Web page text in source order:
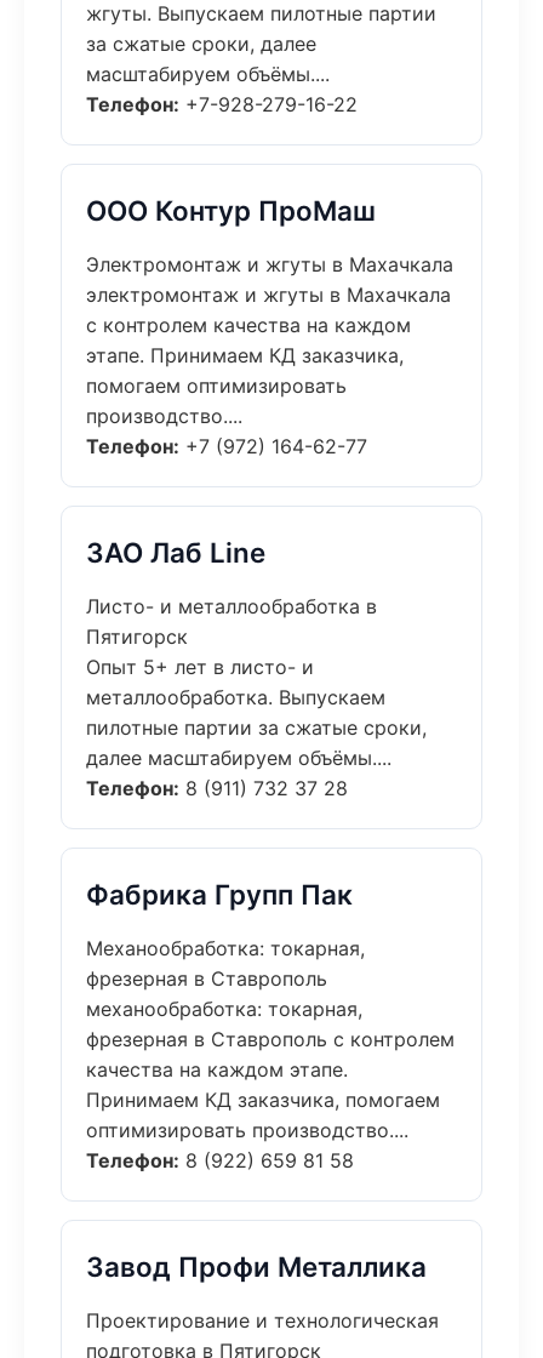
жгуты. Выпускаем пилотные партии
за сжатые сроки, далее
масштабируем объёмы....
Телефон: +7-928-279-16-22
ООО Контур ПроМаш
Электромонтаж и жгуты в Махачкала
электромонтаж и жгуты в Махачкала
с контролем качества на каждом
этапе. Принимаем КД заказчика,
помогаем оптимизировать
производство....
Телефон: +7 (972) 164-62-77
ЗАО Лаб Line
Листо- и металлообработка в
Пятигорск
Опыт 5+ лет в листо- и
металлообработка. Выпускаем
пилотные партии за сжатые сроки,
далее масштабируем объёмы....
Телефон: 8 (911) 732 37 28
Фабрика Групп Пак
Механообработка: токарная,
фрезерная в Ставрополь
механообработка: токарная,
фрезерная в Ставрополь с контролем
качества на каждом этапе.
Принимаем КД заказчика, помогаем
оптимизировать производство....
Телефон: 8 (922) 659 81 58
Завод Профи Металлика
Проектирование и технологическая
подготовка в Пятигорск